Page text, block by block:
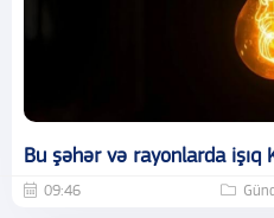
Bu şəhər və rayonlarda işıq
09:46